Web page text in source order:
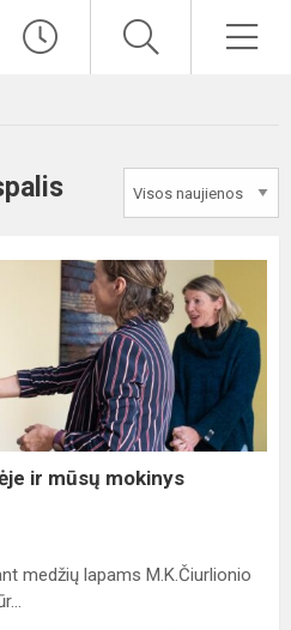
ir mūsų mokinys
medžių lapams M.K.Čiurlionio